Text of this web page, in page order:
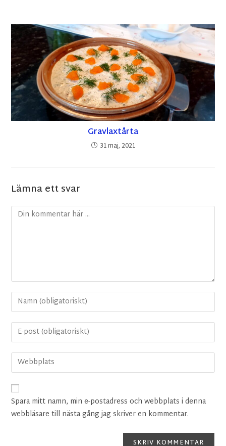
Gravlaxtårta
31 maj, 2021
Lämna ett svar
Spara mitt namn, min e-postadress och webbplats i denna
webbläsare till nästa gång jag skriver en kommentar.